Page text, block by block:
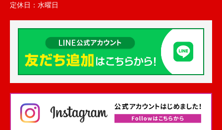
定休日： 水曜日